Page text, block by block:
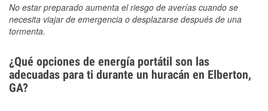
No estar preparado aumenta el riesgo de averías cuando se
necesita viajar de emergencia o desplazarse después de una
tormenta.
¿Qué opciones de energía portátil son las
adecuadas para ti durante un huracán en Elberton,
GA?